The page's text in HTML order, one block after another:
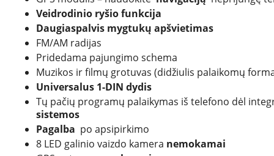
Veidrodinio ryšio funkcija
Daugiaspalvis mygtukų apšvietimas
FM/AM radijas
Pridedama pajungimo schema
Muzikos ir filmų grotuvas (didžiulis palaikomų
Universalus 1-DIN dydis
Tų pačių programų palaikymas iš telefono dėl
sistemos
Pagalba po apsipirkimo
8 LED galinio vaizdo kamera nemokamai